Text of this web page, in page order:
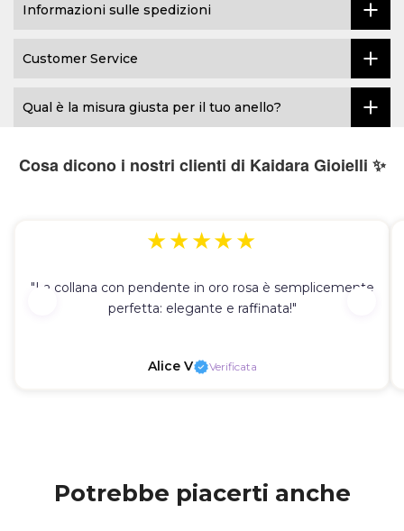
Informazioni sulle spedizioni
Customer Service
Qual è la misura giusta per il tuo anello?
Cosa dicono i nostri clienti di Kaidara Gioielli ✨
★★★★★
"La collana con pendente in oro rosa è semplicemente
perfetta: elegante e raffinata!"
Alice V Verificata
Potrebbe piacerti anche